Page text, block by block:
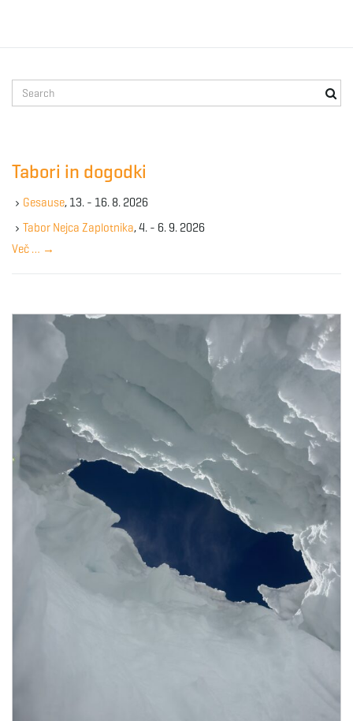
e
e
y
w
r
Tabori in dogodki
Gesause, 13. - 16. 8. 2026
Tabor Nejca Zaplotnika, 4. - 6. 9. 2026
Več … →